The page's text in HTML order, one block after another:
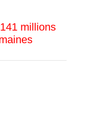
millions